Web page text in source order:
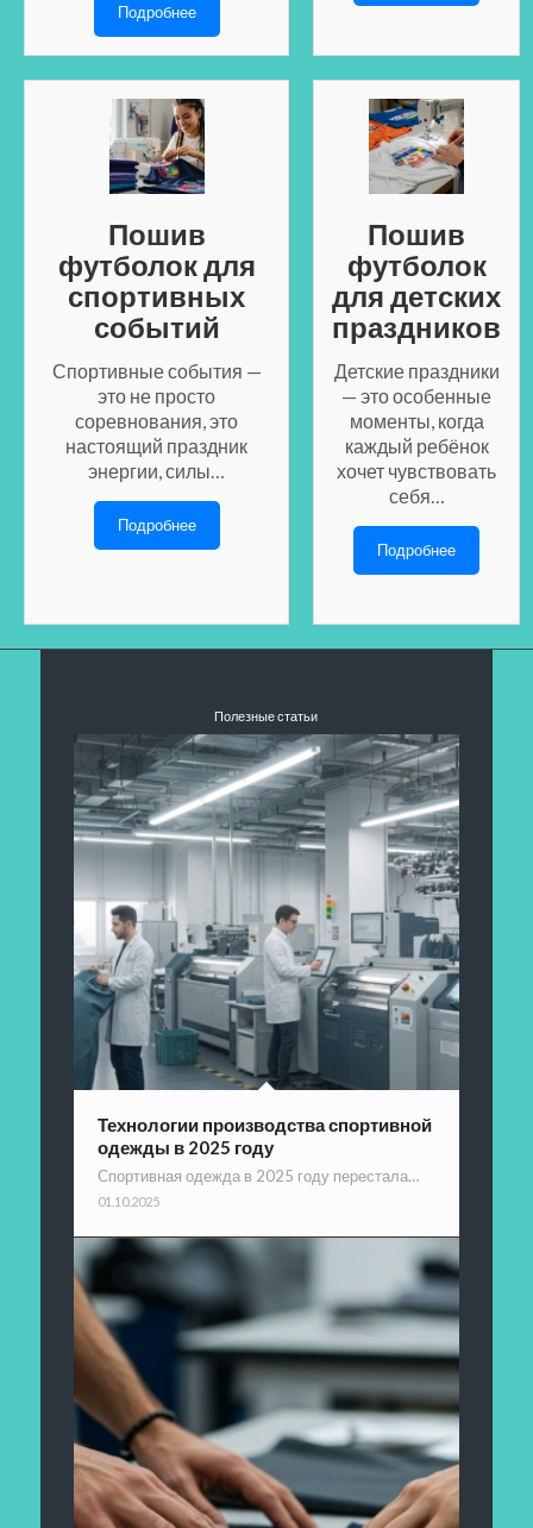
Подробнее
Пошив
футболок для
спортивных
событий
Спортивные события —
это не просто
соревнования, это
настоящий праздник
энергии, силы…
Подробнее
Пошив
футболок
для детских
праздников
Детские праздники
— это особенные
моменты, когда
каждый ребёнок
хочет чувствовать
себя…
Подробнее
Полезные статьи
Технологии производства спортивной
одежды в 2025 году
Спортивная одежда в 2025 году перестала…
01.10.2025